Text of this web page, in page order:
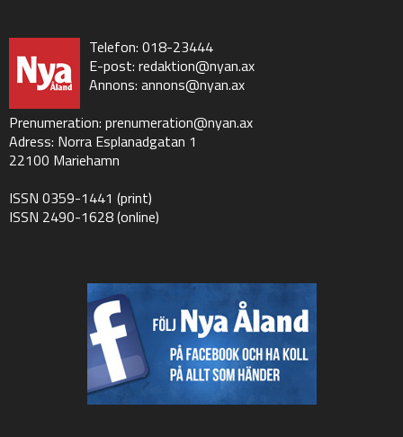
Telefon: 018-23444
E-post: redaktion@nyan.ax
Annons: annons@nyan.ax
Prenumeration: prenumeration@nyan.ax
Adress: Norra Esplanadgatan 1
22100 Mariehamn
ISSN 0359-1441 (print)
ISSN 2490-1628 (online)